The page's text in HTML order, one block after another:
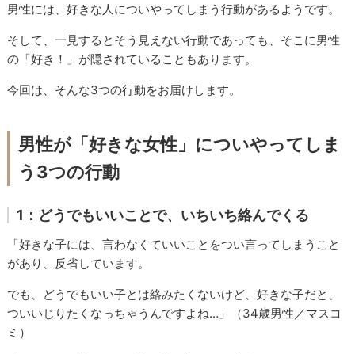
男性には、好きな人についやってしまう行動があるようです。
そして、一見するとそう見えない行動であっても、そこに男性
の「好き！」が隠されていることもあります。
今回は、そんな3つの行動をお届けします。
男性が「好きな女性」についやってしま
う3つの行動
1：どうでもいいことで、いちいち絡んでくる
「好きな子には、言わなくていいことをつい言ってしまうこと
があり、反省しています。
でも、どうでもいい子とは絡みたくないけど、好きな子だと、
ついいじりたくなっちゃうんですよね…」（34歳男性／マスコ
ミ）